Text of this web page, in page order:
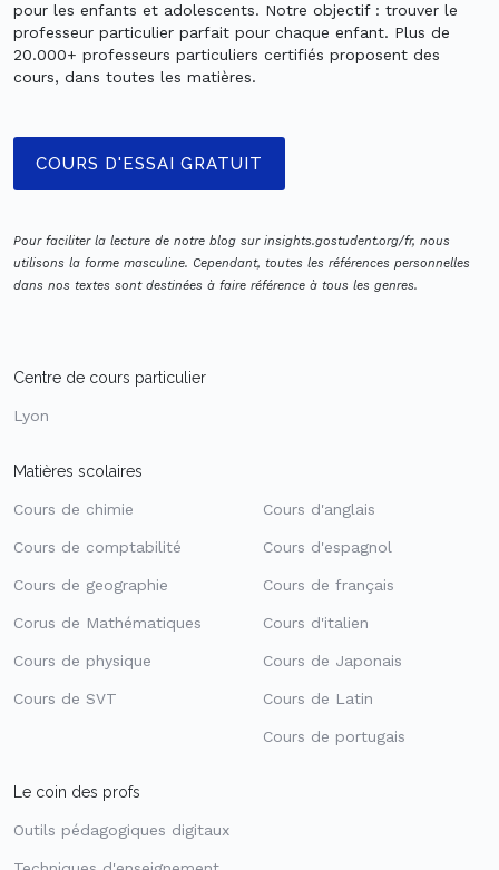
pour les enfants et adolescents. Notre objectif : trouver le
professeur particulier parfait pour chaque enfant. Plus de
20.000+ professeurs particuliers certifiés proposent des
cours, dans toutes les matières.
COURS D'ESSAI GRATUIT
Pour faciliter la lecture de notre blog sur insights.gostudent.org/fr, nous
utilisons la forme masculine. Cependant, toutes les références personnelles
dans nos textes sont destinées à faire référence à tous les genres.
Centre de cours particulier
Lyon
Matières scolaires
Cours de chimie
Cours de comptabilité
Cours de geographie
Corus de Mathématiques
Cours de physique
Cours de SVT
Cours d'anglais
Cours d'espagnol
Cours de français
Cours d'italien
Cours de Japonais
Cours de Latin
Cours de portugais
Le coin des profs
Outils pédagogiques digitaux